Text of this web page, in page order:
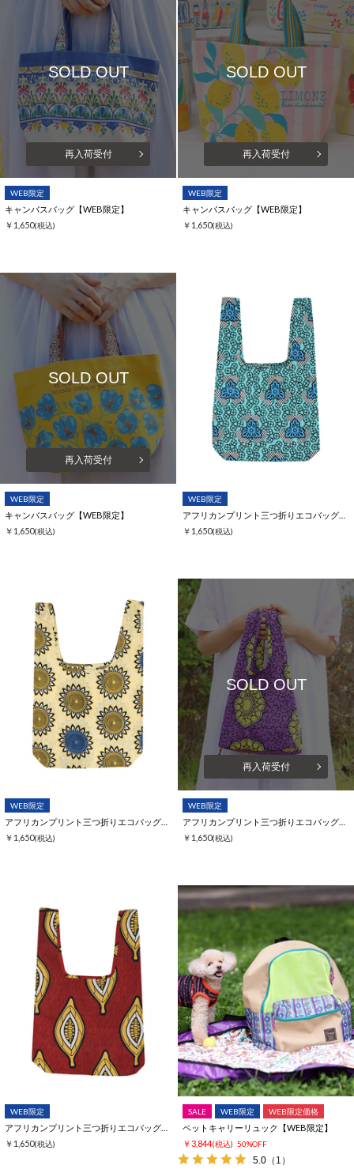
SOLD OUT
再入荷受付
WEB限定
キャンバスバッグ【WEB限定】
￥1,650(税込)
SOLD OUT
再入荷受付
WEB限定
キャンバスバッグ【WEB限定】
￥1,650(税込)
SOLD OUT
再入荷受付
WEB限定
キャンバスバッグ【WEB限定】
￥1,650(税込)
WEB限定
￥1,650(税込)
WEB限定
￥1,650(税込)
SOLD OUT
再入荷受付
WEB限定
￥1,650(税込)
WEB限定
￥1,650(税込)
SALE WEB限定 WEB限定価格
ペットキャリーリュック【WEB限定】
￥3,844(税込) 50%OFF
5.0 （1）